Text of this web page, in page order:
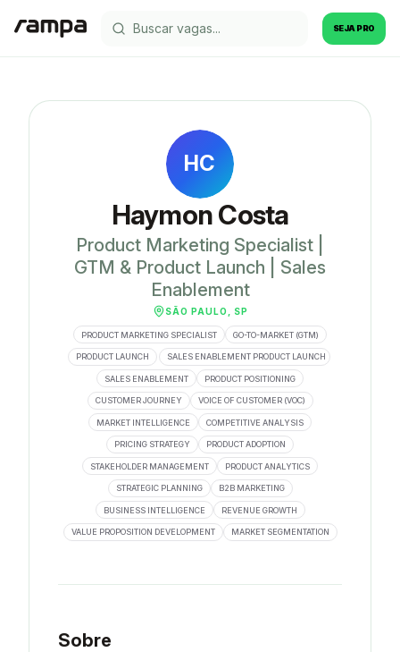
SEJA PRO
HC
Haymon Costa
Product Marketing Specialist |
GTM & Product Launch | Sales
Enablement
SÃO PAULO, SP
PRODUCT MARKETING SPECIALIST GO-TO-MARKET (GTM)
PRODUCT LAUNCH SALES ENABLEMENT PRODUCT LAUNCH
SALES ENABLEMENT PRODUCT POSITIONING
CUSTOMER JOURNEY VOICE OF CUSTOMER (VOC)
MARKET INTELLIGENCE COMPETITIVE ANALYSIS
PRICING STRATEGY PRODUCT ADOPTION
STAKEHOLDER MANAGEMENT PRODUCT ANALYTICS
STRATEGIC PLANNING B2B MARKETING
BUSINESS INTELLIGENCE REVENUE GROWTH
VALUE PROPOSITION DEVELOPMENT MARKET SEGMENTATION
Sobre